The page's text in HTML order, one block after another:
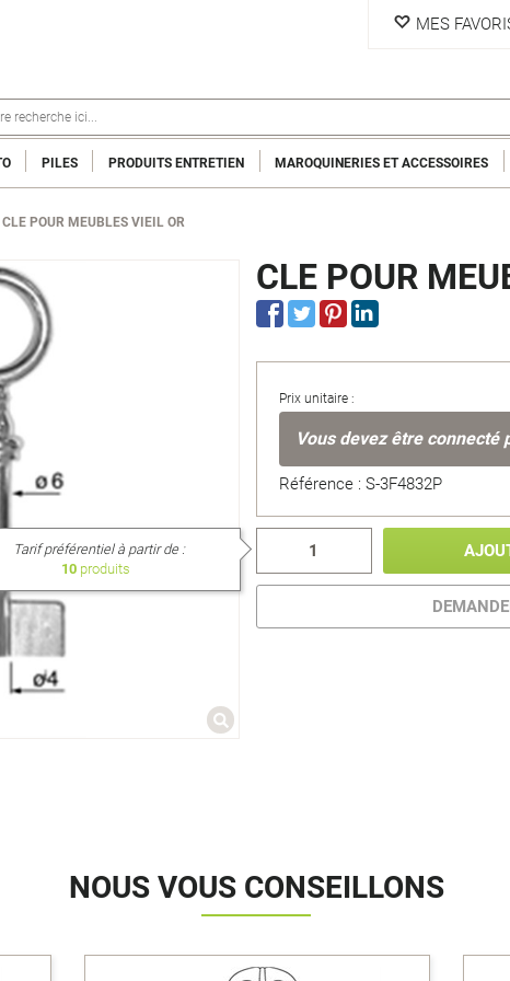
MES
PILES PRODUITS ENTRETIEN MAROQUINERIES ET ACCESSOIRES
CLE POUR MEUBLES VIEIL OR
CLE POUR
Prix unitaire :
Vous devez être connecté
Référence : S-3F4832P
Tarif préférentiel à partir de :
10 produits
NOUS VOUS CONSEILLONS